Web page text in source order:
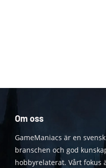
Om oss
GameManiacs är en
branschen och god
hobbyrelaterat. Vårt fokus